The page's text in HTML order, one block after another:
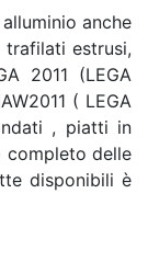
anche
trafilati estrusi,
2011 (LEGA
( LEGA
, piatti in
completo delle
disponibili è